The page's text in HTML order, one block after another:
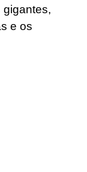
gigantes,
e os